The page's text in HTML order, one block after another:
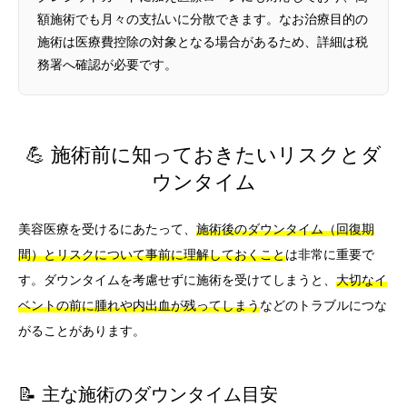
額施術でも月々の支払いに分散できます。なお治療目的の
施術は医療費控除の対象となる場合があるため、詳細は税
務署へ確認が必要です。
💪 施術前に知っておきたいリスクとダ
ウンタイム
美容医療を受けるにあたって、 施術後のダウンタイム（回復期
間）とリスクについて事前に理解しておくことは非常に重要で
す。ダウンタイムを考慮せずに施術を受けてしまうと、 大切なイ
ベントの前に腫れや内出血が残ってしまうなどのトラブルにつな
がることがあります。
📝 主な施術のダウンタイム目安